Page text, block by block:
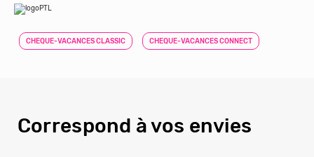
CHEQUE-VACANCES CLASSIC CHEQUE-VACANCES CONNECT
Correspond à vos envies